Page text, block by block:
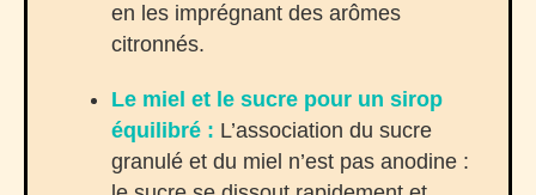
en les imprégnant des arômes
citronnés.
Le miel et le sucre pour un sirop
équilibré : L’association du sucre
granulé et du miel n’est pas anodine :